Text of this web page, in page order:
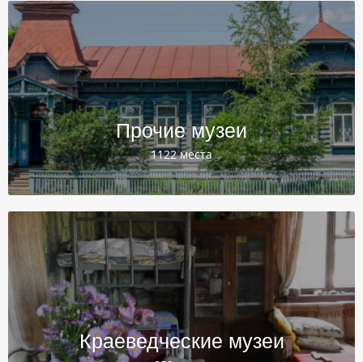
Прочие музеи
1122 места
Краеведческие музеи